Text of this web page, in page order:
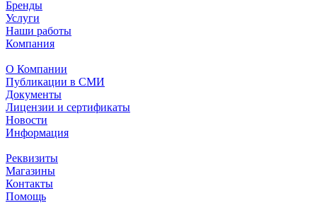
Бренды
Услуги
Наши работы
Компания
О Компании
Публикации в СМИ
Документы
Лицензии и сертификаты
Новости
Информация
Реквизиты
Магазины
Контакты
Помощь